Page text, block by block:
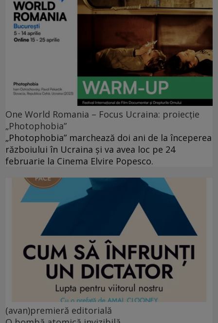
One World Romania – Focus Ucraina: proiecție
„Photophobia”
„Photophobia” marchează doi ani de la începerea
războiului în Ucraina și va avea loc pe 24
februarie la Cinema Elvire Popesco.
(avan)premieră editorială